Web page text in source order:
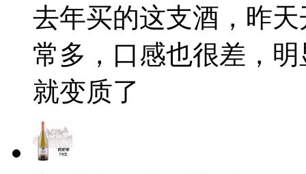
去年买的这支酒，昨
常多，口感也很差，
就变质了